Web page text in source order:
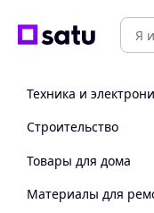
Техника и
Строительство
Товары для дома
Материалы для